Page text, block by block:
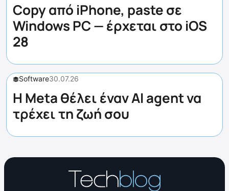
Copy από iPhone, paste σε
Windows PC — έρχεται στο iOS
28
Software30.07.26
Η Meta θέλει έναν AI agent να
τρέχει τη ζωή σου